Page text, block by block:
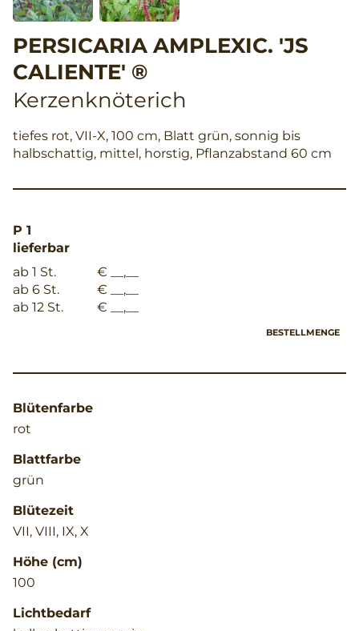
PERSICARIA AMPLEXIC. 'JS
CALIENTE' ®
Kerzenknöterich
tiefes rot, VII-X, 100 cm, Blatt grün, sonnig bis
halbschattig, mittel, horstig, Pflanzabstand 60 cm
P 1
lieferbar
ab 1 St.
€ __,__
ab 6 St.
€ __,__
ab 12 St.
€ __,__
BESTELLMENGE
Blütenfarbe
rot
Blattfarbe
grün
Blütezeit
VII, VIII, IX, X
Höhe (cm)
100
Lichtbedarf